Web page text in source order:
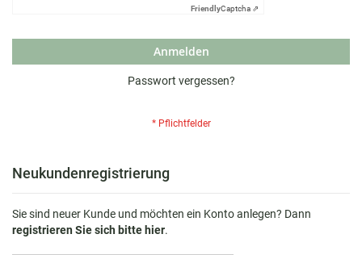
FriendlyCaptcha ⇗
Anmelden
Passwort vergessen?
Neukundenregistrierung
Sie sind neuer Kunde und möchten ein Konto anlegen? Dann
registrieren Sie sich bitte hier.